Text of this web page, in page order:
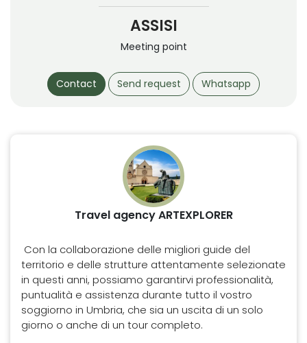
ASSISI
Meeting point
Contact Send request Whatsapp
Travel agency ARTEXPLORER
Con la collaborazione delle migliori guide del
territorio e delle strutture attentamente selezionate
in questi anni, possiamo garantirvi professionalità,
puntualità e assistenza durante tutto il vostro
soggiorno in Umbria, che sia un uscita di un solo
giorno o anche di un tour completo.